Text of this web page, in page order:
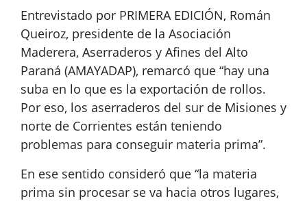
Entrevistado por PRIMERA EDICIÓN, Román
Queiroz, presidente de la Asociación
Maderera, Aserraderos y Afines del Alto
Paraná (AMAYADAP), remarcó que “hay una
suba en lo que es la exportación de rollos.
Por eso, los aserraderos del sur de Misiones y
norte de Corrientes están teniendo
problemas para conseguir materia prima”.
En ese sentido consideró que “la materia
prima sin procesar se va hacia otros lugares,